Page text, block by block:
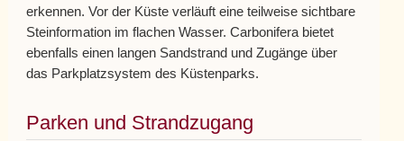
erkennen. Vor der Küste verläuft eine teilweise sichtbare
Steinformation im flachen Wasser. Carbonifera bietet
ebenfalls einen langen Sandstrand und Zugänge über
das Parkplatzsystem des Küstenparks.
Parken und Strandzugang